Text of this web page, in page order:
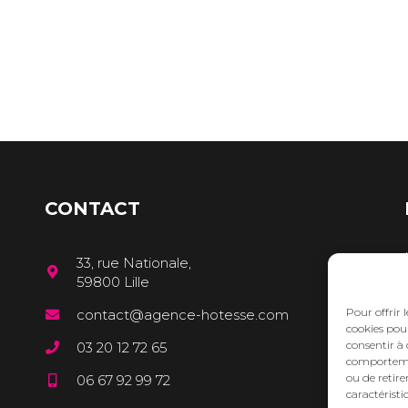
Pour offrir
cookies
consentir à
ou de
CONTACT
33, rue Nationale,
59800 Lille
contact@agence-hotesse.com
03 20 12 72 65
06 67 92 99 72